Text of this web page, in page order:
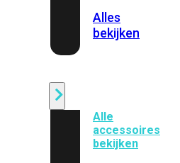
Alles
bekijken
Alle
accessoires
bekijken